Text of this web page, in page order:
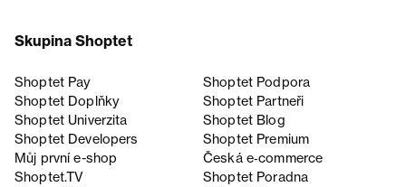
Skupina Shoptet
Shoptet Pay
Shoptet Podpora
Shoptet Doplňky
Shoptet Partneři
Shoptet Univerzita
Shoptet Blog
Shoptet Developers
Shoptet Premium
Můj první e-shop
Česká e‑commerce
Shoptet.TV
Shoptet Poradna